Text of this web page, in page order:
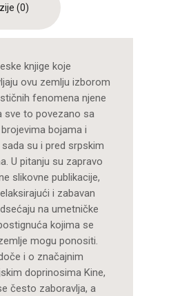
(0)
knjige koje
ovu zemlju izborom
fenomena njene
sve to povezano sa
bojama i
su i pred srpskim
U pitanju su zapravo
slikovne publikacije,
i zabavan
na umetničke
kojima se
mogu ponositi.
i o značajnim
doprinosima Kine,
često zaboravlja, a